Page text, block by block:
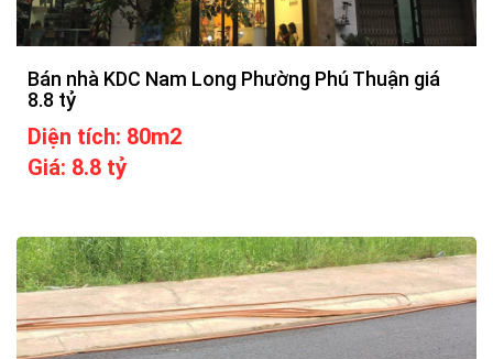
Bán nhà KDC Nam Long Phường Phú Thuận giá
8.8 tỷ
Diện tích: 80m2
Giá: 8.8 tỷ